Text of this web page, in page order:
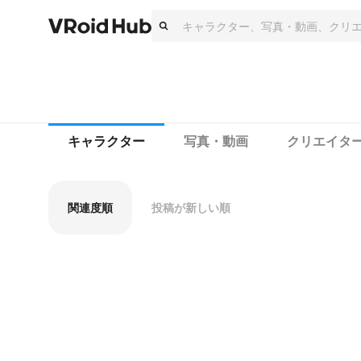
キャラクター 写真・動画 クリエイタ
関連度順 投稿が新しい順